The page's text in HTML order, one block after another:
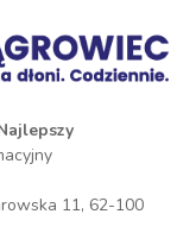
11, 62-100